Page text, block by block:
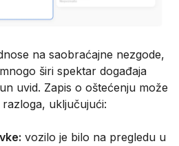
na saobraćajne nezgode,
širi spektar događaja
uvid. Zapis o oštećenju može
uključujući:
vozilo je bilo na pregledu u